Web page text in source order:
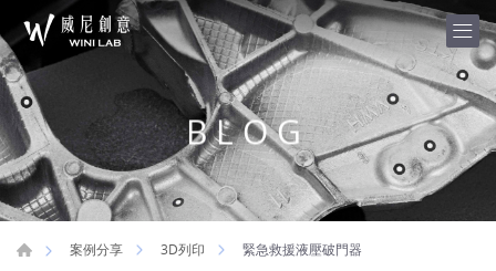
BLOG
案例分享 3D列印 緊急救援液壓破門器